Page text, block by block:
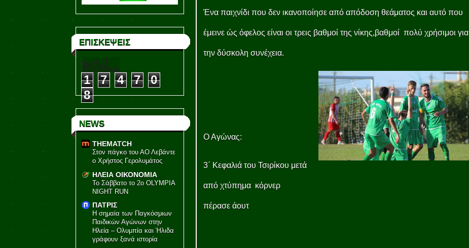
ΕΠΙΣΚΕΨΕΙΣ
1 7 4 7
0
8
NEWS
THEMATCH
Στον πάγκο του ΑΟ Λεβάντε
ο Χρήστος Γερολυμάτος
ΗΛΕΙΑ ΟΙΚΟΝΟΜΙΑ
Το Σάββατο το 2ο OLYMPIA
NIGHT RUN
ΠΑΤΡΙΣ
Η σημαία των Παγκόσμιων
Παιδικών Αγώνων στην
Ηλεία – Ολυμπία και Ήλιδα
γράφουν ξανά ιστορία
Ένα παιχνίδι που δεν ικανοποίησε από απόδοση θεάματος και αυτό που
έμεινε ώς όφελος είναι οι τρεις βαθμοί της νίκης,βαθμοί πολύ χρήσιμοι για
την δύσκολη συνέχεια.
Ο Αγώνας:
3΄ Κεφαλιά του Τσιρίκου μετά
από χτύπημα κόρνερ
πέρασε άουτ